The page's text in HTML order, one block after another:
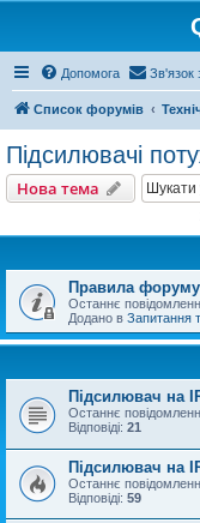
Допомога Зв'язок
Список форумів
Підсилювачі
Нова тема
Правила форуму
Останнє
Додано в Запитання
Підсилювач на
Останнє
Відповіді: 21
Підсилювач на
Останнє
Відповіді: 59